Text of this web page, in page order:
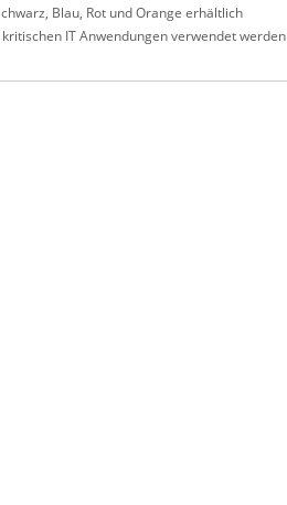
Blau, Rot und Orange erhältlich
IT Anwendungen verwendet werden